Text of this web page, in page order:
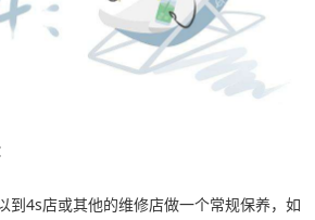
到4s店或其他的维修店做一个常规保养，如